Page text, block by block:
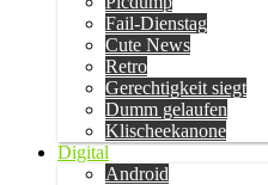
Fail-Dienstag
Cute News
Retro
Gerechtigkeit siegt
Dumm gelaufen
Klischeekanone
Digital
Android